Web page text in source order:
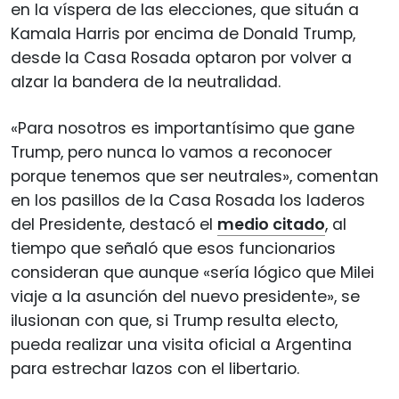
en la víspera de las elecciones, que situán a
Kamala Harris por encima de Donald Trump,
desde la Casa Rosada optaron por volver a
alzar la bandera de la neutralidad.
«Para nosotros es importantísimo que gane
Trump, pero nunca lo vamos a reconocer
porque tenemos que ser neutrales», comentan
en los pasillos de la Casa Rosada los laderos
del Presidente, destacó el medio citado, al
tiempo que señaló que esos funcionarios
consideran que aunque «sería lógico que Milei
viaje a la asunción del nuevo presidente», se
ilusionan con que, si Trump resulta electo,
pueda realizar una visita oficial a Argentina
para estrechar lazos con el libertario.